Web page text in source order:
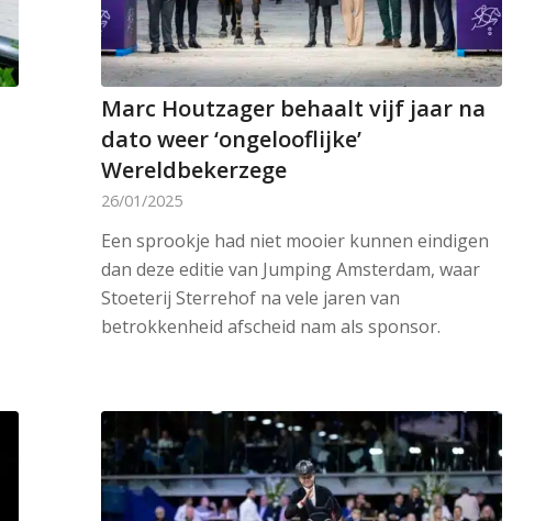
Marc Houtzager behaalt vijf jaar na
dato weer ‘ongelooflijke’
Wereldbekerzege
26/01/2025
Een sprookje had niet mooier kunnen eindigen
dan deze editie van Jumping Amsterdam, waar
Stoeterij Sterrehof na vele jaren van
betrokkenheid afscheid nam als sponsor.